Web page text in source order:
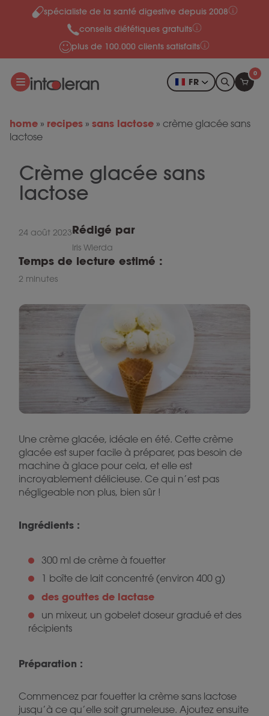
Skip to content
spécialiste de la santé digestive depuis 2008
conseils diététiques gratuits
plus de 100.000 clients satisfaits
FR
0
home » recipes » sans lactose » crème glacée sans
lactose
Crème glacée sans
lactose
24 août 2023Rédigé par
Iris Wierda
Temps de lecture estimé :
2 minutes
Une crème glacée, idéale en été. Cette crème
glacée est super facile à préparer, pas besoin de
machine à glace pour cela, et elle est
incroyablement délicieuse. Ce qui n’est pas
négligeable non plus, bien sûr !
Ingrédients :
300 ml de crème à fouetter
1 boîte de lait concentré (environ 400 g)
des gouttes de lactase
un mixeur, un gobelet doseur gradué et des
récipients
Préparation :
Commencez par fouetter la crème sans lactose
jusqu’à ce qu’elle soit grumeleuse. Ajoutez ensuite